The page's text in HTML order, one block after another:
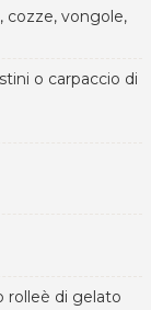
cozze, vongole,
o carpaccio di
rolleè di gelato